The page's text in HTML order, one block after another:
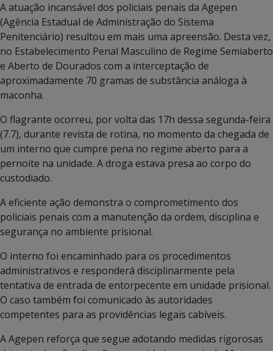
A atuação incansável dos policiais penais da Agepen
(Agência Estadual de Administração do Sistema
Penitenciário) resultou em mais uma apreensão. Desta vez,
no Estabelecimento Penal Masculino de Regime Semiaberto
e Aberto de Dourados com a interceptação de
aproximadamente 70 gramas de substância análoga à
maconha.
O flagrante ocorreu, por volta das 17h dessa segunda-feira
(7.7), durante revista de rotina, no momento da chegada de
um interno que cumpre pena no regime aberto para a
pernoite na unidade. A droga estava presa ao corpo do
custodiado.
A eficiente ação demonstra o comprometimento dos
policiais penais com a manutenção da ordem, disciplina e
segurança no ambiente prisional.
O interno foi encaminhado para os procedimentos
administrativos e responderá disciplinarmente pela
tentativa de entrada de entorpecente em unidade prisional.
O caso também foi comunicado às autoridades
competentes para as providências legais cabíveis.
A Agepen reforça que segue adotando medidas rigorosas